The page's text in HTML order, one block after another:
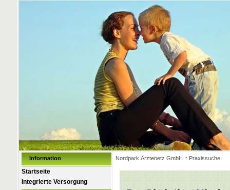
Information
Startseite
Integrierte Versorgung
Nordpark Ärztenetz GmbH :: Praxissuche